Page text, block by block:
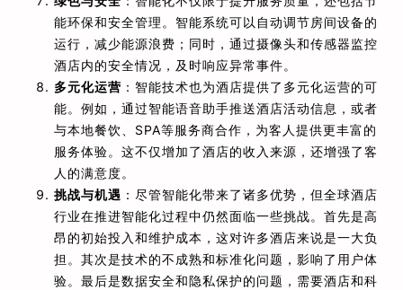
能环保和安全管理。智能系统可以自动调节房间设备的
运行，减少能源浪费；同时，通过摄像头和传感器监控
酒店内的安全情况，及时响应异常事件。
多元化运营 ：智能技术也为酒店提供了多元化运营的可
能。例如，通过智能语音助手推送酒店活动信息，或者
与本地餐饮、SPA等服务商合作，为客人提供更丰富的
服务体验。这不仅增加了酒店的收入来源，还增强了客
人的满意度。
挑战与机遇 ：尽管智能化带来了诸多优势，但全球酒店
行业在推进智能化过程中仍然面临一些挑战。首先是高
昂的初始投入和维护成本，这对许多酒店来说是一大负
担。其次是技术的不成熟和标准化问题，影响了用户体
验。最后是数据安全和隐私保护的问题，需要酒店和科